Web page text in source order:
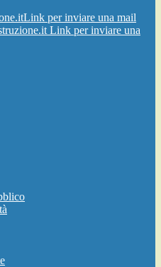
Link per inviare una mail
Link per inviare una